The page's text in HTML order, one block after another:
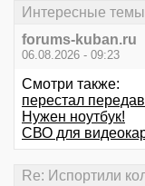
Интересные темы
forums-kuban.ru
06.08.2026 - 09:23
Смотри также:
перестал
Нужен ноутбук!
СВО для
Re: Испортили